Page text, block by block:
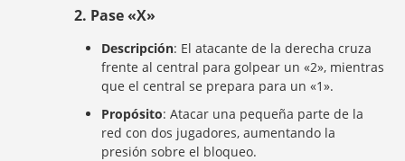
2. Pase «X»
Descripción: El atacante de la derecha cruza
frente al central para golpear un «2», mientras
que el central se prepara para un «1».
Propósito: Atacar una pequeña parte de la
red con dos jugadores, aumentando la
presión sobre el bloqueo.